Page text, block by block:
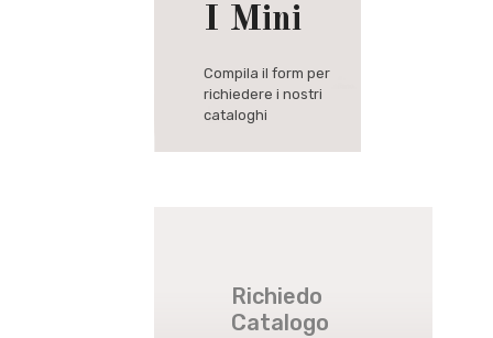
I Mini
Compila il form per
richiedere i nostri
cataloghi
Richiedo
Catalogo